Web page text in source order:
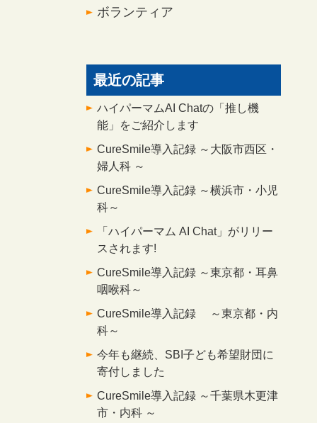
ボランティア
最近の記事
ハイパーマムAI Chatの「推し機
能」をご紹介します
CureSmile導入記録 ～大阪市西区・
婦人科 ～
CureSmile導入記録 ～横浜市・小児
科～
「ハイパーマム AI Chat」がリリー
スされます!
CureSmile導入記録 ～東京都・耳鼻
咽喉科～
CureSmile導入記録 ～東京都・内
科～
今年も継続、SBI子ども希望財団に
寄付しました
CureSmile導入記録 ～千葉県木更津
市・内科 ～